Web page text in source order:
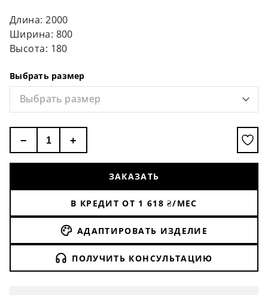
пышность.
Длина: 2000
Ширина: 800
Высота: 180
Выбрать размер
Выбрать размер
− +
ЗАКАЗАТЬ
В КРЕДИТ ОТ 1 618 ₴/МЕС
АДАПТИРОВАТЬ ИЗДЕЛИЕ
ПОЛУЧИТЬ КОНСУЛЬТАЦИЮ